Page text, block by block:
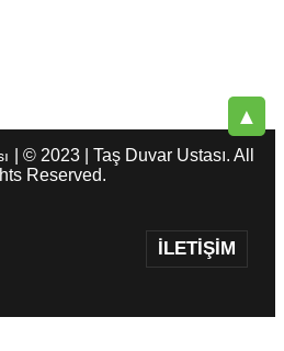
▲
| © 2023 | Taş Duvar Ustası. All
Reserved.
İLETIŞIM